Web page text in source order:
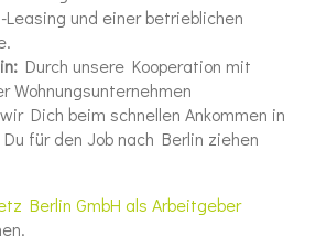
Leasing und einer betrieblichen
Durch unsere Kooperation mit
Wohnungsunternehmen
Dich beim schnellen Ankommen in
für den Job nach Berlin ziehen
Berlin GmbH als Arbeitgeber